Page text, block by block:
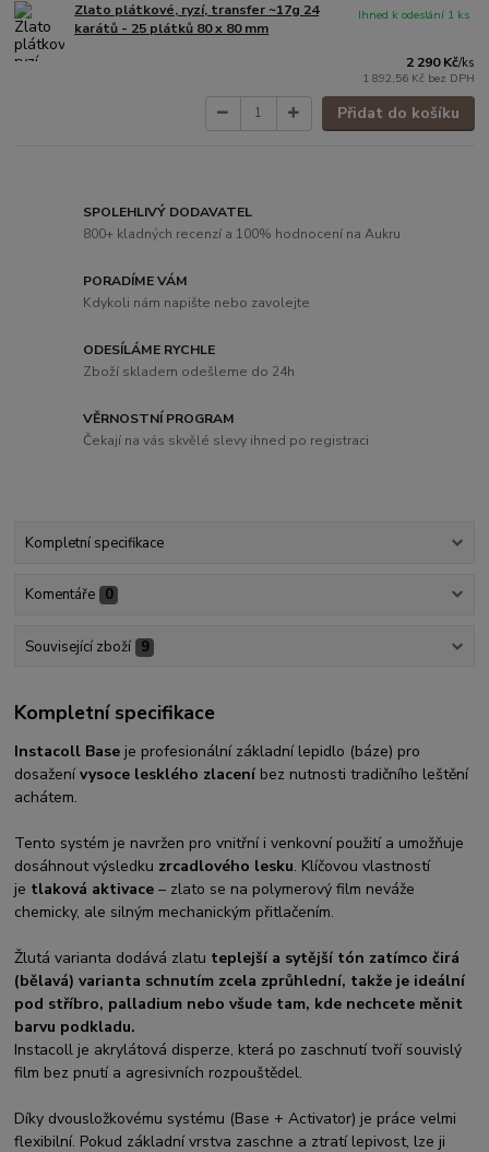
Zlato plátkové, ryzí, transfer ~17g 24
karátů - 25 plátků 80 x 80 mm
2 290 Kč/ks
1 892,56 Kč bez DPH
Ihned k odeslání 1 ks
Přidat do košíku
SPOLEHLIVÝ DODAVATEL
800+ kladných recenzí a 100% hodnocení na Aukru
PORADÍME VÁM
Kdykoli nám napište nebo zavolejte
ODESÍLÁME RYCHLE
Zboží skladem odešleme do 24h
VĚRNOSTNÍ PROGRAM
Čekají na vás skvělé slevy ihned po registraci
Kompletní specifikace
Komentáře 0
Související zboží 9
Kompletní specifikace
Instacoll Base je profesionální základní lepidlo (báze) pro
dosaženívysoce lesklého zlacení bez nutnosti tradičního leštění
achátem.
Tento systém je navržen pro vnitřní i venkovní použití a umožňuje
dosáhnout výsledku zrcadlového lesku. Klíčovou vlastností
je tlaková aktivace – zlato se na polymerový film neváže
chemicky, ale silným mechanickým přitlačením.
Žlutá varianta dodává zlatu teplejší a sytější tón zatímco čirá
(bělavá) varianta schnutím zcela zprůhlední, takže je ideální
pod stříbro, palladium nebo všude tam, kde nechcete měnit
barvu podkladu.
Instacoll je akrylátová disperze, která po zaschnutí tvoří souvislý
film bez pnutí a agresivních rozpouštědel.
Díky dvousložkovému systému (Base + Activator) je práce velmi
flexibilní. Pokud základní vrstva zaschne a ztratí lepivost, lze ji